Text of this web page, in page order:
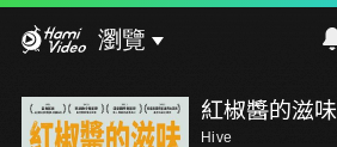
瀏覽
紅椒醬的滋味
Hive